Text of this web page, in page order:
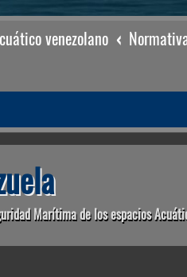
venezolano
Marítima de los espacios